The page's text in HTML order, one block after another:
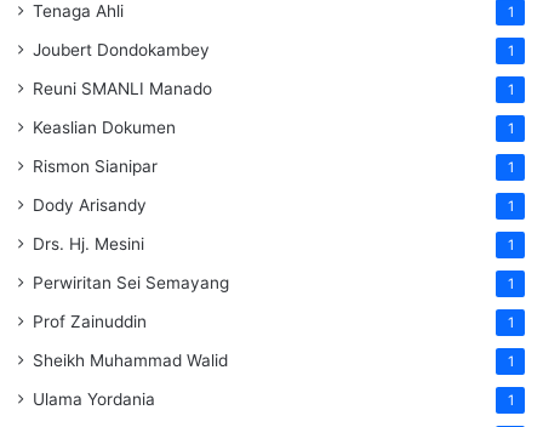
Tenaga Ahli 1
Joubert Dondokambey 1
Reuni SMANLI Manado 1
Keaslian Dokumen 1
Rismon Sianipar 1
Dody Arisandy 1
Drs. Hj. Mesini 1
Perwiritan Sei Semayang 1
Prof Zainuddin 1
Sheikh Muhammad Walid 1
Ulama Yordania 1